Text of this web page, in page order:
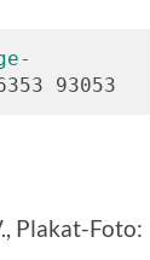
93053
Plakat-Foto: